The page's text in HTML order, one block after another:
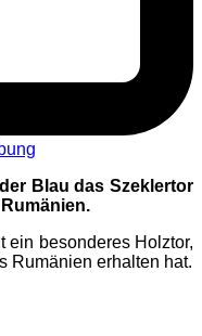
Blau das Szeklertor
ein besonderes Holztor,
Rumänien erhalten hat.